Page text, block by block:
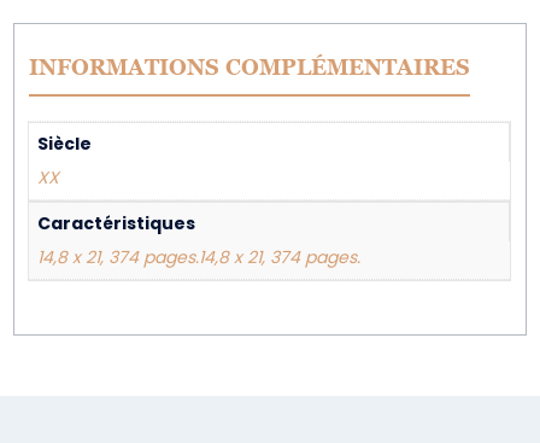
INFORMATIONS COMPLÉMENTAIRES
Siècle
XX
Caractéristiques
14,8 x 21, 374 pages.14,8 x 21, 374 pages.